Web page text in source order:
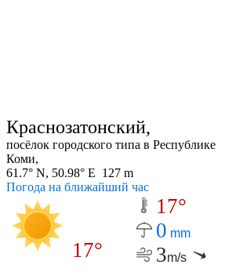
Краснозатонский,
посёлок городского типа в Республике
Коми,
61.7° N, 50.98° E 127 m
Погода на ближайший час
17°
17°
0 mm
3m/s